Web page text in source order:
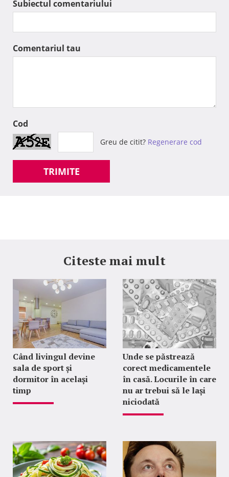
Subiectul comentariului
Comentariul tau
Cod
Greu de citit? Regenerare cod
TRIMITE
Citeste mai mult
Când livingul devine
sala de sport și
dormitor în același
timp
Unde se păstrează
corect medicamentele
în casă. Locurile în care
nu ar trebui să le lași
niciodată